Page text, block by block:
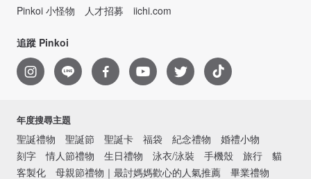
Pinkoi 小怪物
人才招募 iichi.com
追蹤 Pinkoi
年度搜尋主題
聖誕禮物 聖誕節 聖誕卡 福袋 紀念禮物
婚禮小物
刻字
情人節禮物 生日禮物 泳衣/泳裝 手機殼 旅行
貓
客製化
母親節禮物｜最討媽媽歡心的人氣推薦 畢業禮物